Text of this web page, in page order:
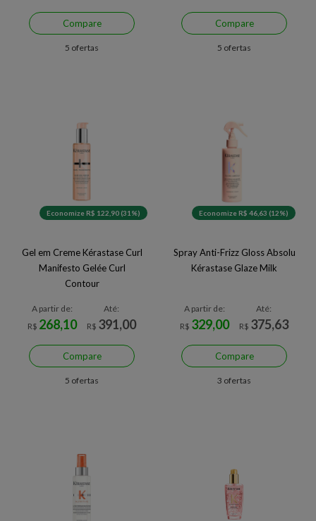
Compare
5 ofertas
Compare
5 ofertas
Economize R$ 122,90 (31%)
Gel em Creme Kérastase Curl
Manifesto Gelée Curl
Contour
A partir de:
R$ 268,10
Até:
R$ 391,00
Compare
5 ofertas
Economize R$ 46,63 (12%)
Spray Anti-Frizz Gloss Absolu
Kérastase Glaze Milk
A partir de:
R$ 329,00
Até:
R$ 375,63
Compare
3 ofertas